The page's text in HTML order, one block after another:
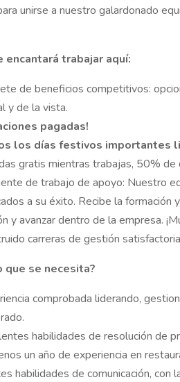
unirse a nuestro galardonado
encantará trabajar aquí:
de beneficios competitivos:
y de la vista.
pagadas!
los días festivos importantes
gratis mientras trabajas, 50%
de trabajo de apoyo: Nuestro
a su éxito. Recibe la formación
y avanzar dentro de la empresa.
carreras de gestión
que se necesita?
comprobada liderando,
habilidades de resolución de
un año de experiencia en
habilidades de comunicación, con